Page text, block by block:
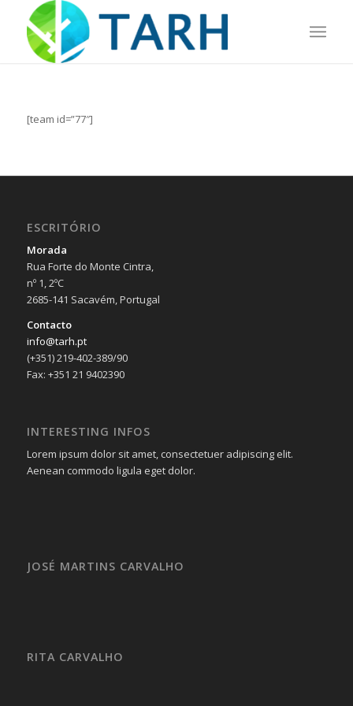
[team id=”77″]
ESCRITÓRIO
Morada
Rua Forte do Monte Cintra,
nº 1, 2ºC
2685-141 Sacavém, Portugal
Contacto
info@tarh.pt
(+351) 219-402-389/90
Fax: +351 21 9402390
INTERESTING INFOS
Lorem ipsum dolor sit amet, consectetuer adipiscing elit.
Aenean commodo ligula eget dolor.
JOSÉ MARTINS CARVALHO
RITA CARVALHO